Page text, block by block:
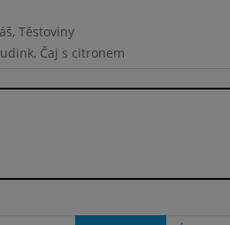
Těstoviny
Čaj s citronem